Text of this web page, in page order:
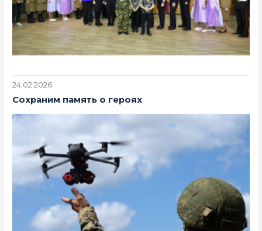
24.02.2026
Сохраним память о героях